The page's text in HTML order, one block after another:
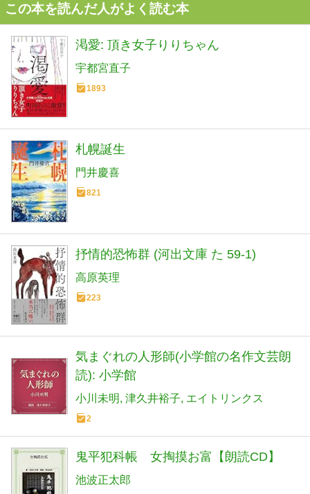
この本を読んだ人がよく読む本
渇愛: 頂き女子りりちゃん
宇都宮直子
1893
札幌誕生
門井慶喜
821
抒情的恐怖群 (河出文庫 た 59-1)
高原英理
223
気まぐれの人形師(小学館の名作文芸朗
読): 小学館
小川未明 津久井裕子 エイトリンクス
2
鬼平犯科帳 女掏摸お富【朗読CD】
池波正太郎